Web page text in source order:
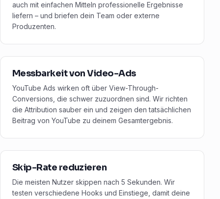
auch mit einfachen Mitteln professionelle Ergebnisse
liefern – und briefen dein Team oder externe
Produzenten.
Messbarkeit von Video-Ads
YouTube Ads wirken oft über View-Through-
Conversions, die schwer zuzuordnen sind. Wir richten
die Attribution sauber ein und zeigen den tatsächlichen
Beitrag von YouTube zu deinem Gesamtergebnis.
Skip-Rate reduzieren
Die meisten Nutzer skippen nach 5 Sekunden. Wir
testen verschiedene Hooks und Einstiege, damit deine